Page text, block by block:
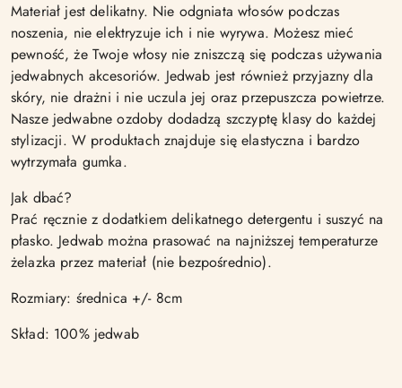
Materiał jest delikatny. Nie odgniata włosów podczas
noszenia, nie elektryzuje ich i nie wyrywa. Możesz mieć
pewność, że Twoje włosy nie zniszczą się podczas używania
jedwabnych akcesoriów. Jedwab jest również przyjazny dla
skóry, nie drażni i nie uczula jej oraz przepuszcza powietrze.
Nasze jedwabne ozdoby dodadzą szczyptę klasy do każdej
stylizacji. W produktach znajduje się elastyczna i bardzo
wytrzymała gumka.
Jak dbać?
Prać ręcznie z dodatkiem delikatnego detergentu i suszyć na
płasko. Jedwab można prasować na najniższej temperaturze
żelazka przez materiał (nie bezpośrednio).
Rozmiary: średnica +/- 8cm
Skład: 100% jedwab